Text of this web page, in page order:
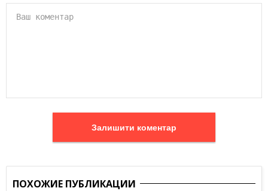
Залишити коментар
ПОХОЖИЕ ПУБЛИКАЦИИ